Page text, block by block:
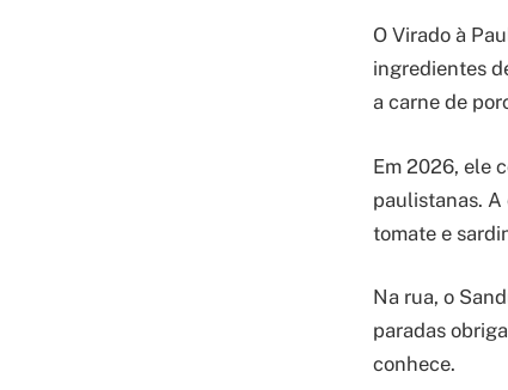
O Virado à
ingredientes
a carne de
Em 2026, ele
paulistanas. A
tomate e
Na rua, o
paradas
conhece.